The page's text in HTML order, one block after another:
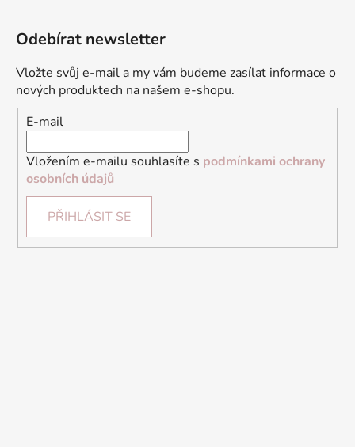
Odebírat newsletter
Vložte svůj e-mail a my vám budeme zasílat informace o
nových produktech na našem e-shopu.
E-mail
Vložením e-mailu souhlasíte s podmínkami ochrany
osobních údajů
PŘIHLÁSIT SE